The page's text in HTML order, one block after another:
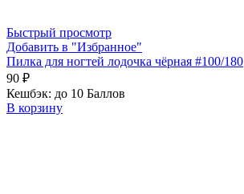
Быстрый просмотр
Добавить в "Избранное"
Пилка для ногтей лодочка чёрная #100/180
90 ₽
Кешбэк: до 10 Баллов
В корзину